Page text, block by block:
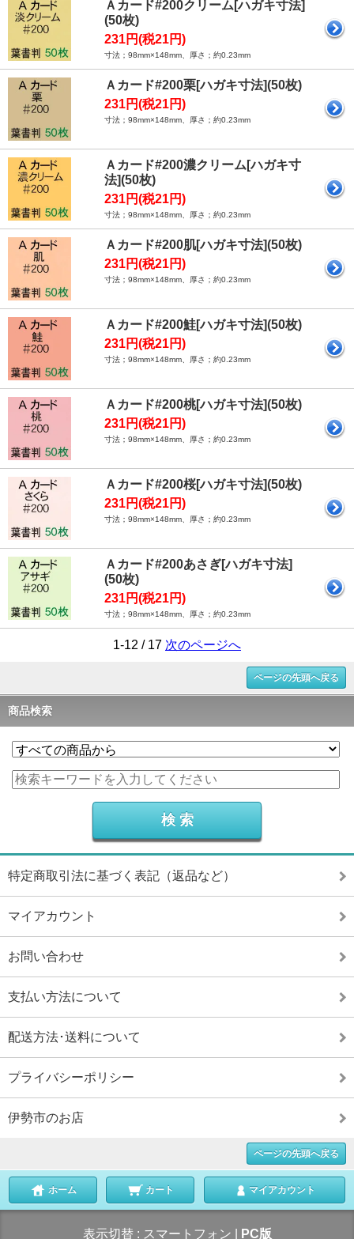
Ａカード#200クリーム[ハガキ寸法]
(50枚)
231円(税21円)
寸法；98mm×148mm、厚さ；約0.23mm
Ａカード#200栗[ハガキ寸法](50枚)
231円(税21円)
寸法；98mm×148mm、厚さ；約0.23mm
Ａカード#200濃クリーム[ハガキ寸
法](50枚)
231円(税21円)
寸法；98mm×148mm、厚さ；約0.23mm
Ａカード#200肌[ハガキ寸法](50枚)
231円(税21円)
寸法；98mm×148mm、厚さ；約0.23mm
Ａカード#200鮭[ハガキ寸法](50枚)
231円(税21円)
寸法；98mm×148mm、厚さ；約0.23mm
Ａカード#200桃[ハガキ寸法](50枚)
231円(税21円)
寸法；98mm×148mm、厚さ；約0.23mm
Ａカード#200桜[ハガキ寸法](50枚)
231円(税21円)
寸法；98mm×148mm、厚さ；約0.23mm
Ａカード#200あさぎ[ハガキ寸法]
(50枚)
231円(税21円)
寸法；98mm×148mm、厚さ；約0.23mm
1-12 / 17 次のページへ
ページの先頭へ戻る
商品検索
特定商取引法に基づく表記（返品など）
マイアカウント
お問い合わせ
支払い方法について
配送方法･送料について
プライバシーポリシー
伊勢市のお店
ページの先頭へ戻る
ホーム カート マイアカウント
表示切替 : スマートフォン PC版